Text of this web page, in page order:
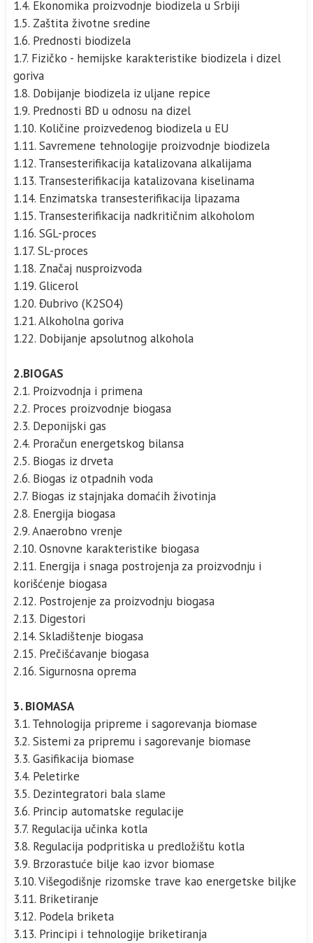
1.4. Ekonomika proizvodnje biodizela u Srbiji
1.5. Zaštita životne sredine
1.6. Prednosti biodizela
1.7. Fizičko - hemijske karakteristike biodizela i dizel
goriva
1.8. Dobijanje biodizela iz uljane repice
1.9. Prednosti BD u odnosu na dizel
1.10. Količine proizvedenog biodizela u EU
1.11. Savremene tehnologije proizvodnje biodizela
1.12. Transesterifikacija katalizovana alkalijama
1.13. Transesterifikacija katalizovana kiselinama
1.14. Enzimatska transesterifikacija lipazama
1.15. Transesterifikacija nadkritičnim alkoholom
1.16. SGL-proces
1.17. SL-proces
1.18. Značaj nusproizvoda
1.19. Glicerol
1.20. Đubrivo (K2SO4)
1.21. Alkoholna goriva
1.22. Dobijanje apsolutnog alkohola
2.BIOGAS
2.1. Proizvodnja i primena
2.2. Proces proizvodnje biogasa
2.3. Deponijski gas
2.4. Proračun energetskog bilansa
2.5. Biogas iz drveta
2.6. Biogas iz otpadnih voda
2.7. Biogas iz stajnjaka domaćih životinja
2.8. Energija biogasa
2.9. Anaerobno vrenje
2.10. Osnovne karakteristike biogasa
2.11. Energija i snaga postrojenja za proizvodnju i
korišćenje biogasa
2.12. Postrojenje za proizvodnju biogasa
2.13. Digestori
2.14. Skladištenje biogasa
2.15. Prečišćavanje biogasa
2.16. Sigurnosna oprema
3. BIOMASA
3.1. Tehnologija pripreme i sagorevanja biomase
3.2. Sistemi za pripremu i sagorevanje biomase
3.3. Gasifikacija biomase
3.4. Peletirke
3.5. Dezintegratori bala slame
3.6. Princip automatske regulacije
3.7. Regulacija učinka kotla
3.8. Regulacija podpritiska u predložištu kotla
3.9. Brzorastuće bilje kao izvor biomase
3.10. Višegodišnje rizomske trave kao energetske biljke
3.11. Briketiranje
3.12. Podela briketa
3.13. Principi i tehnologije briketiranja